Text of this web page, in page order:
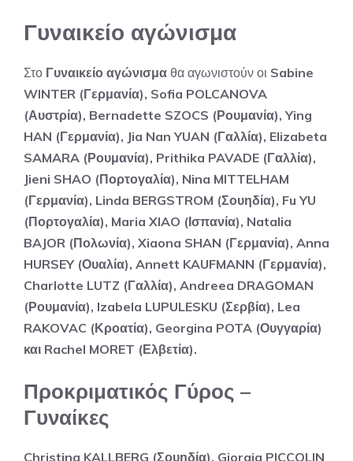
Γυναικείο αγώνισμα
Στο Γυναικείο αγώνισμα θα αγωνιστούν οι Sabine
WINTER (Γερμανία), Sofia POLCANOVA
(Αυστρία), Bernadette SZOCS (Ρουμανία), Ying
HAN (Γερμανία), Jia Nan YUAN (Γαλλία), Elizabeta
SAMARA (Ρουμανία), Prithika PAVADE (Γαλλία),
Jieni SHAO (Πορτογαλία), Nina MITTELHAM
(Γερμανία), Linda BERGSTROM (Σουηδία), Fu YU
(Πορτογαλία), Maria XIAO (Ισπανία), Natalia
BAJOR (Πολωνία), Xiaona SHAN (Γερμανία), Anna
HURSEY (Ουαλία), Annett KAUFMANN (Γερμανία),
Charlotte LUTZ (Γαλλία), Andreea DRAGOMAN
(Ρουμανία), Izabela LUPULESKU (Σερβία), Lea
RAKOVAC (Κροατία), Georgina POTA (Ουγγαρία)
και Rachel MORET (Ελβετία).
Προκριματικός Γύρος –
Γυναίκες
Christina KALLBERG (Σουηδία), Giorgia PICCOLIN